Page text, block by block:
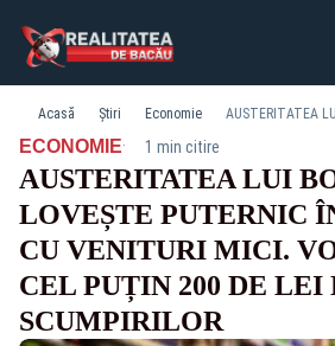
Acasă Știri Economie
ECONOMIE· 1 min citire
AUSTERITATEA LUI
LOVEȘTE PUTERNIC
CU VENITURI MICI.
CEL PUȚIN 200 DE LEI
SCUMPIRILOR